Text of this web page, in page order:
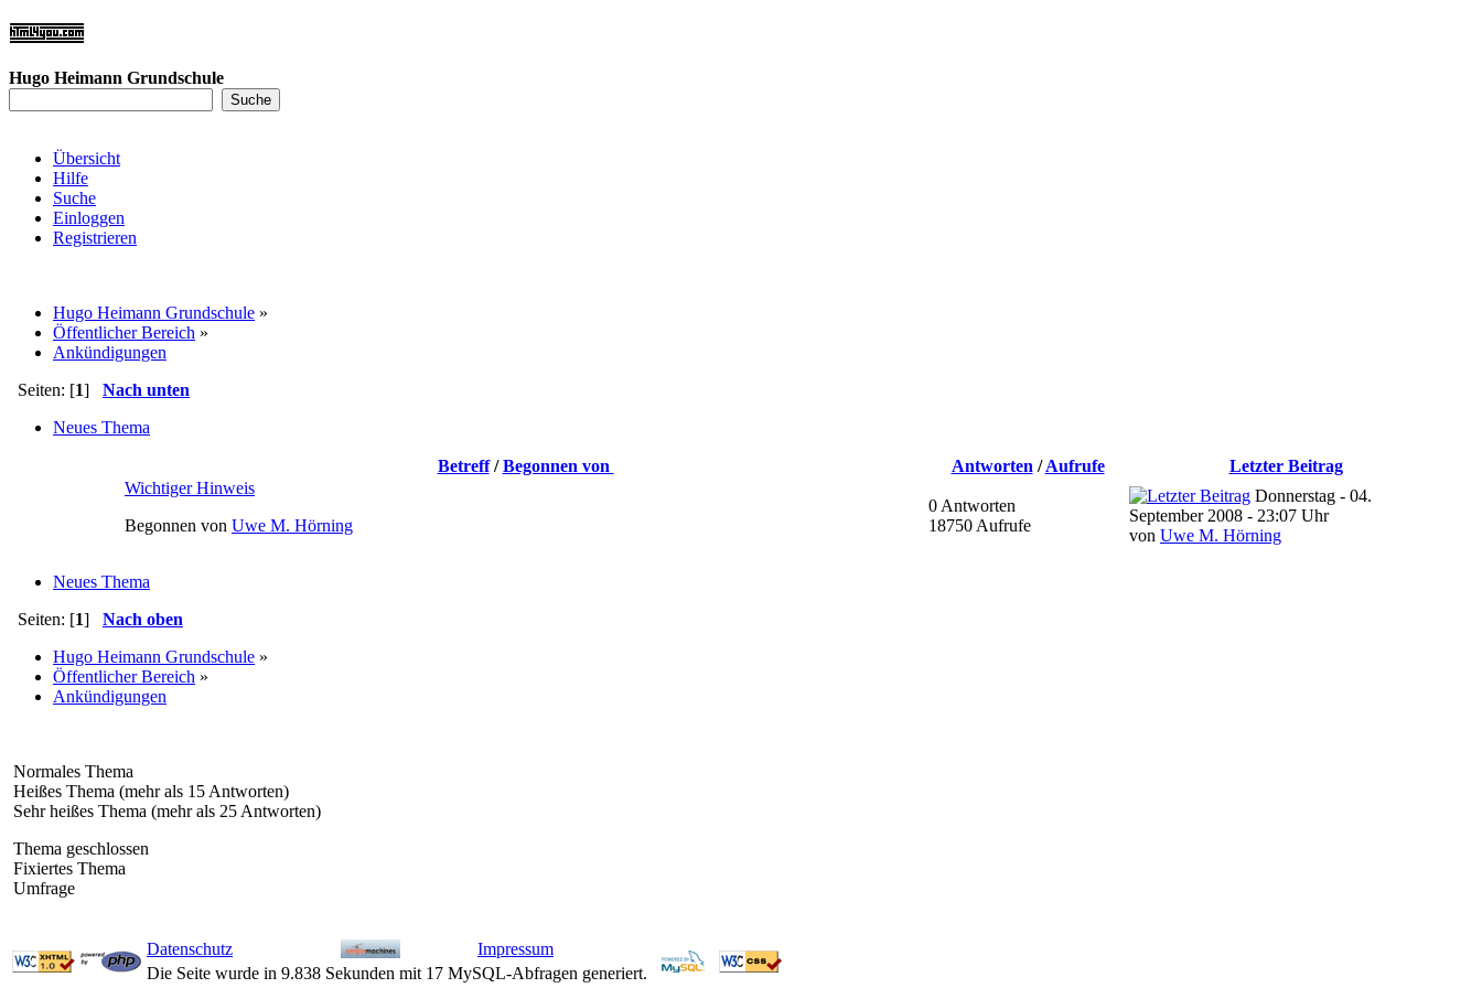
Hugo Heimann Grundschule
Übersicht
Hilfe
Suche
Einloggen
Registrieren
Hugo Heimann Grundschule »
Öffentlicher Bereich »
Ankündigungen
Seiten: [1] Nach unten
Neues Thema
Betreff/Begonnen von Antworten /Aufrufe
Letzter Beitrag
Wichtiger Hinweis
Begonnen von Uwe M. Hörning
0 Antworten
18750 Aufrufe
Donnerstag - 04.
September 2008 - 23:07 Uhr
von Uwe M. Hörning
Neues Thema
Seiten: [1] Nach oben
Hugo Heimann Grundschule »
Öffentlicher Bereich »
Ankündigungen
Normales Thema
Heißes Thema (mehr als 15 Antworten)
Sehr heißes Thema (mehr als 25 Antworten)
Thema geschlossen
Fixiertes Thema
Umfrage
Datenschutz
Impressum
Die Seite wurde in 9.838 Sekunden mit 17 MySQL-Abfragen generiert.